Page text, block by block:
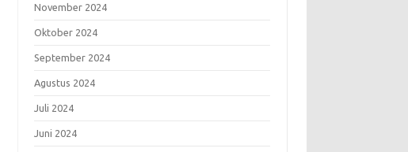
November 2024
Oktober 2024
September 2024
Agustus 2024
Juli 2024
Juni 2024